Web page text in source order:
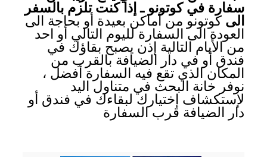
سفارة في كوتونو ـ إذا كنت تلزم بالسفر
الىكوتونو من أماكن بعيدة أو بحاجة الى
العودة الى السفارة لليوم التالي أو احد
من الأيام التالية إذن يصبح بقاؤك في
فندق أو في دار الضيافة بالقرب من
المكان الذي تقع فيه السفارة أفضل ،
نوفر خانة البحث في متناول اليد
لإستكشاف إختيارك لبقاءك في فندق أو
دار الضيافة قرب السفارة